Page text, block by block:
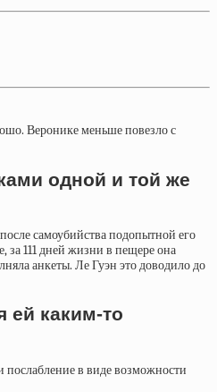
Веронике меньше повезло с
одной и той же
самоубийства подопытной его
за 111 дней жизни в пещере она
анкеты. Ле Гуэн это доводило до
ей каким-то
послабление в виде возможности